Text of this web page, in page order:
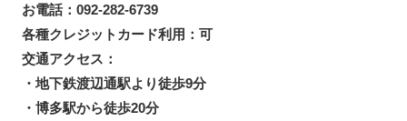
お電話：092-282-6739
各種クレジットカード利用：可
交通アクセス：
・地下鉄渡辺通駅より徒歩9分
・博多駅から徒歩20分